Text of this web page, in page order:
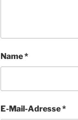
Name*
E-Mail-Adresse*